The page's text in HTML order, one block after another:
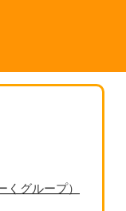
グループ）